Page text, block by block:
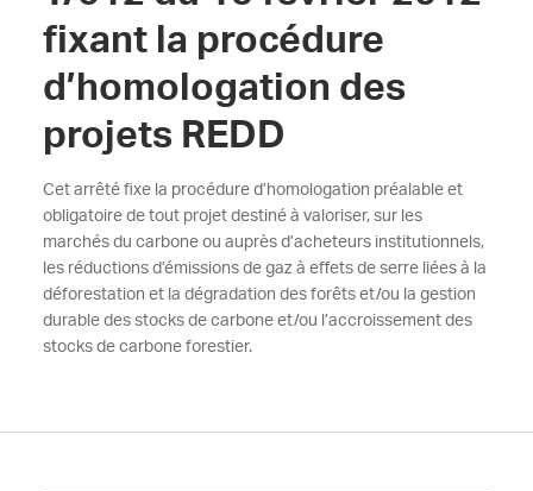
fixant la procédure
d’homologation des
projets REDD
Cet arrêté fixe la procédure d’homologation préalable et
obligatoire de tout projet destiné à valoriser, sur les
marchés du carbone ou auprès d’acheteurs institutionnels,
les réductions d’émissions de gaz à effets de serre liées à la
déforestation et la dégradation des forêts et/ou la gestion
durable des stocks de carbone et/ou l’accroissement des
stocks de carbone forestier.